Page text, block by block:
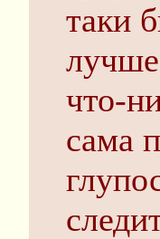
таки
лучше
что-
сама